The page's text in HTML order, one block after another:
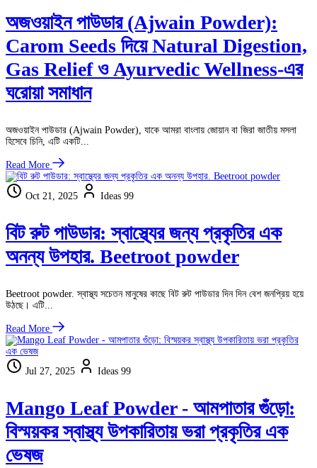
অজওয়াইন পাউডার (Ajwain Powder):
Carom Seeds দিয়ে Natural Digestion,
Gas Relief ও Ayurvedic Wellness-এর
ঘরোয়া সমাধান
অজওয়াইন পাউডার (Ajwain Powder), যাকে আমরা বাংলায় জোয়ান বা জিরা জাতীয় মসলা
হিসেবে চিনি, এটি একটি...
Read More
Oct 21, 2025 Ideas 99
বিট রুট পাউডার: স্বাস্থ্যের জন্য প্রকৃতির এক
অনন্য উপহার. Beetroot powder
Beetroot powder. স্বাস্থ্য সচেতন মানুষের কাছে বিট রুট পাউডার দিন দিন বেশ জনপ্রিয় হয়ে
উঠছে। এটি...
Read More
Jul 27, 2025 Ideas 99
Mango Leaf Powder - আমপাতার গুঁড়ো:
বিস্ময়কর স্বাস্থ্য উপকারিতায় ভরা প্রকৃতির এক
ভেষজ